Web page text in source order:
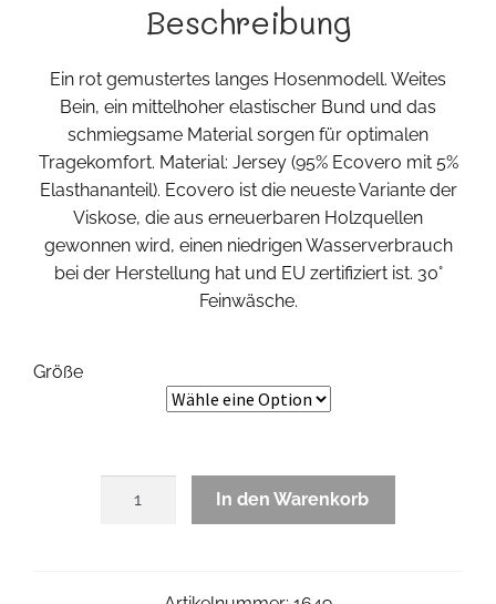
Beschreibung
Ein rot gemustertes langes Hosenmodell. Weites
Bein, ein mittelhoher elastischer Bund und das
schmiegsame Material sorgen für optimalen
Tragekomfort. Material: Jersey (95% Ecovero mit 5%
Elasthananteil). Ecovero ist die neueste Variante der
Viskose, die aus erneuerbaren Holzquellen
gewonnen wird, einen niedrigen Wasserverbrauch
bei der Herstellung hat und EU zertifiziert ist. 30°
Feinwäsche.
Größe
In den Warenkorb